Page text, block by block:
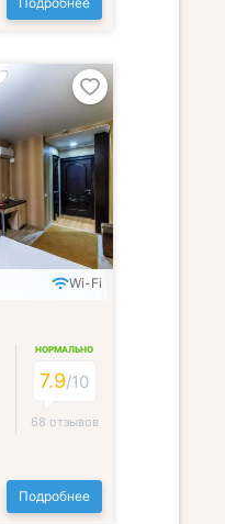
Wi-Fi
НОРМАЛЬНО
7.9/10
68 отзывов
Подробнее